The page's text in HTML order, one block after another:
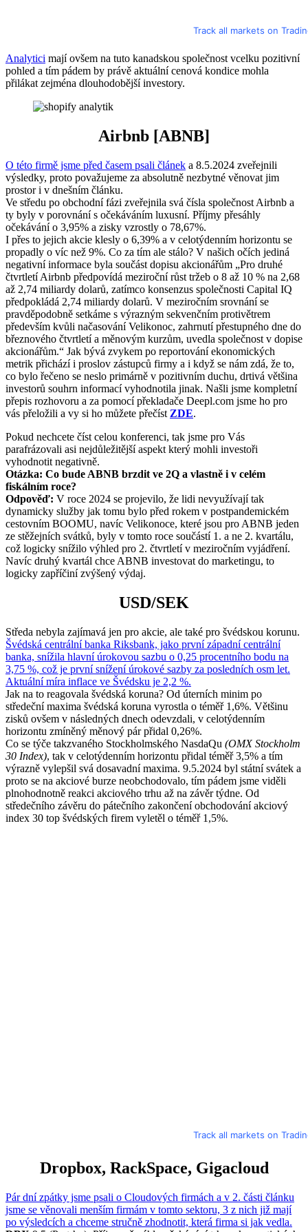
Track all markets on
Analytici mají ovšem na tuto kanadskou společnost vcelku pozitivní
pohled a tím pádem by právě aktuální cenová kondice mohla
přilákat zejména dlouhodobější investory.
Airbnb [ABNB]
O této firmě jsme před časem psali článek a 8.5.2024 zveřejnili
výsledky, proto považujeme za absolutně nezbytné věnovat jim
prostor i v dnešním článku.
Ve středu po obchodní fázi zveřejnila svá čísla společnost Airbnb a
ty byly v porovnání s očekáváním luxusní. Příjmy přesáhly
očekávání o 3,95% a zisky vzrostly o 78,67%.
I přes to jejich akcie klesly o 6,39% a v celotýdenním horizontu se
propadly o víc než 9%. Co za tím ale stálo? V našich očích jediná
negativní informace byla součást dopisu akcionářům „Pro druhé
čtvrtletí Airbnb předpovídá meziroční růst tržeb o 8 až 10 % na 2,68
až 2,74 miliardy dolarů, zatímco konsenzus společnosti Capital IQ
předpokládá 2,74 miliardy dolarů. V meziročním srovnání se
pravděpodobně setkáme s výrazným sekvenčním protivětrem
především kvůli načasování Velikonoc, zahrnutí přestupného dne do
březnového čtvrtletí a měnovým kurzům, uvedla společnost v dopise
akcionářům.“ Jak bývá zvykem po reportování ekonomických
metrik přichází i proslov zástupců firmy a i když se nám zdá, že to,
co bylo řečeno se neslo primárně v pozitivním duchu, drtivá většina
investorů souhrn informací vyhodnotila jinak. Našli jsme kompletní
přepis rozhovoru a za pomocí překladače Deepl.com jsme ho pro
vás přeložili a vy si ho můžete přečíst ZDE.
Pokud nechcete číst celou konferenci, tak jsme pro Vás
parafrázovali asi nejdůležitější aspekt který mohli investoři
vyhodnotit negativně.
Otázka: Co bude ABNB brzdit ve 2Q a vlastně i v celém
fiskálním roce?
Odpověď: V roce 2024 se projevilo, že lidi nevyužívají tak
dynamicky služby jak tomu bylo před rokem v postpandemickém
cestovním BOOMU, navíc Velikonoce, které jsou pro ABNB jeden
ze stěžejních svátků, byly v tomto roce součástí 1. a ne 2. kvartálu,
což logicky snížilo výhled pro 2. čtvrtletí v meziročním vyjádření.
Navíc druhý kvartál chce ABNB investovat do marketingu, to
logicky zapříčiní zvýšený výdaj.
USD/SEK
Středa nebyla zajímavá jen pro akcie, ale také pro švédskou korunu.
Švédská centrální banka Riksbank, jako první západní centrální
banka, snížila hlavní úrokovou sazbu o 0,25 procentního bodu na
3,75 %, což je první snížení úrokové sazby za posledních osm let.
Aktuální míra inflace ve Švédsku je 2,2 %.
Jak na to reagovala švédská koruna? Od úterních minim po
středeční maxima švédská koruna vyrostla o téměř 1,6%. Většinu
zisků ovšem v následných dnech odevzdali, v celotýdenním
horizontu zmíněný měnový pár přidal 0,26%.
Co se týče takzvaného Stockholmského NasdaQu (OMX Stockholm
30 Index), tak v celotýdenním horizontu přidal téměř 3,5% a tím
výrazně vylepšil svá dosavadní maxima. 9.5.2024 byl státní svátek a
proto se na akciové burze neobchodovalo, tím pádem jsme viděli
plnohodnotně reakci akciového trhu až na závěr týdne. Od
středečního závěru do pátečního zakončení obchodování akciový
index 30 top švédských firem vyletěl o téměř 1,5%.
Track all markets on
Dropbox, RackSpace, Gigacloud
Pár dní zpátky jsme psali o Cloudových firmách a v 2. části článku
jsme se věnovali menším firmám v tomto sektoru, 3 z nich již mají
po výsledcích a chceme stručně zhodnotit, která firma si jak vedla.